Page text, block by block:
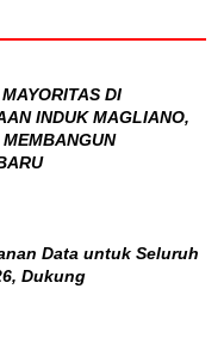
DI
INDUK MAGLIANO,
Data untuk Seluruh
Dukung